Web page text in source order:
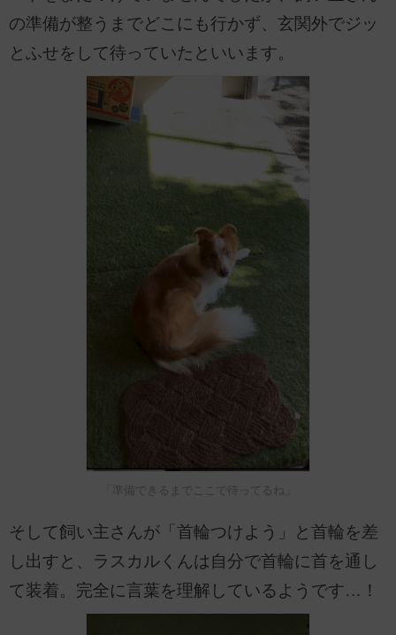
の準備が整うまでどこにも行かず、玄関外でジッ
とふせをして待っていたといいます。
「準備できるまでここで待ってるね」
そして飼い主さんが「首輪つけよう」と首輪を差
し出すと、ラスカルくんは自分で首輪に首を通し
て装着。完全に言葉を理解しているようです…！